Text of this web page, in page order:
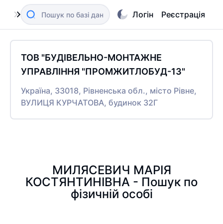
Логін Реєстрація
ТОВ "БУДІВЕЛЬНО-МОНТАЖНЕ
УПРАВЛІННЯ "ПРОМЖИТЛОБУД-13"
Україна, 33018, Рівненська обл., місто Рівне,
ВУЛИЦЯ КУРЧАТОВА, будинок 32Г
МИЛЯСЕВИЧ МАРІЯ
КОСТЯНТИНІВНА - Пошук по
фізичній особі